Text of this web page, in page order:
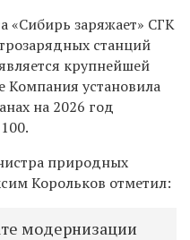
«Сибирь заряжает» СГК
станций
крупнейшей
Компания установила
на 2026 год
природных
Корольков отметил:
модернизации